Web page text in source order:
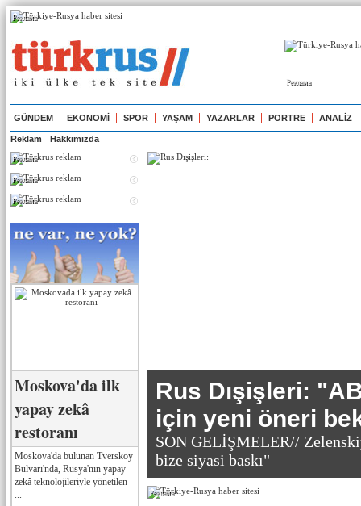
Реклама
Реклама
GÜNDEM EKONOMİ SPOR YAŞAM YAZARLAR PORTRE ANALİZ
Reklam Hakkımızda
Реклама
Реклама
Реклама
Moskova'da ilk
yapay zekâ
restoranı
Moskova'da bulunan Tverskoy
Bulvarı'nda, Rusya'nın yapay
zekâ teknolojileriyle yönetilen
Rus Dışişleri:
için yeni öneri
SON GELİŞMELER//
bize siyasi baskı"
Реклама